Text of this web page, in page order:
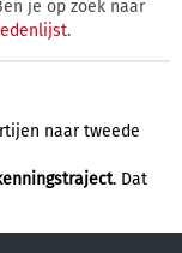
je op zoek naar
.
naar tweede
. Dat